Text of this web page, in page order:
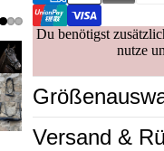
Du benötigst
nutze
Versand &